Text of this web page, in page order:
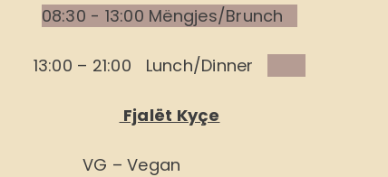
08:30 - 13:00 Mëngjes/Brunch
13:00 – 21:00 Lunch/Dinner
Fjalët Kyçe
VG – Vegan